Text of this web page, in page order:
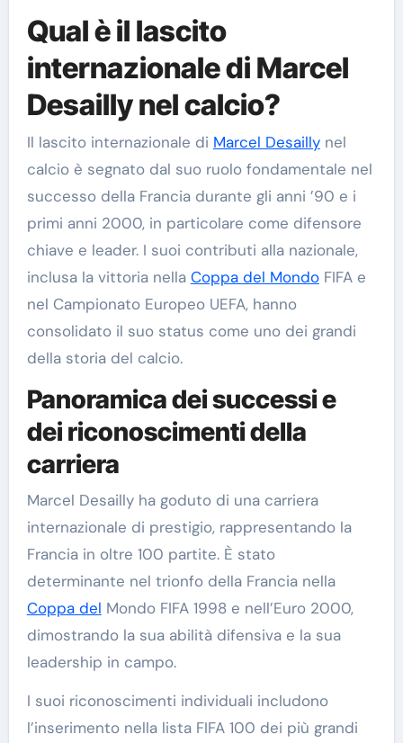
Qual è il lascito
internazionale di Marcel
Desailly nel calcio?
Il lascito internazionale di Marcel Desaillynel
calcio è segnato dal suo ruolo fondamentale nel
successo della Francia durante gli anni ’90 e i
primi anni 2000, in particolare come difensore
chiave e leader. I suoi contributi alla nazionale,
inclusa la vittoria nella Coppa del MondoFIFA e
nel Campionato Europeo UEFA, hanno
consolidato il suo status come uno dei grandi
della storia del calcio.
Panoramica dei successi e
dei riconoscimenti della
carriera
Marcel Desailly ha goduto di una carriera
internazionale di prestigio, rappresentando la
Francia in oltre 100 partite. È stato
determinante nel trionfo della Francia nella
Coppa del Mondo FIFA 1998 e nell’Euro 2000,
dimostrando la sua abilità difensiva e la sua
leadership in campo.
I suoi riconoscimenti individuali includono
l’inserimento nella lista FIFA 100 dei più grandi